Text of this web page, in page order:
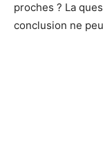
proches ? La
conclusion ne